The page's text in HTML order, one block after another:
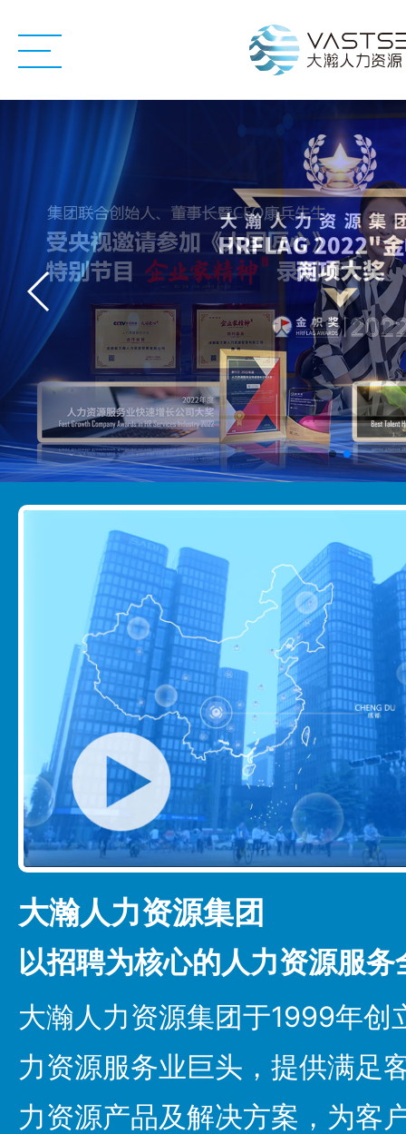
大瀚人力资源集团
以招聘为核心的人力资源服
大瀚人力资源集团于1999年创
力资源服务业巨头，提供满足
力资源产品及解决方案，为客